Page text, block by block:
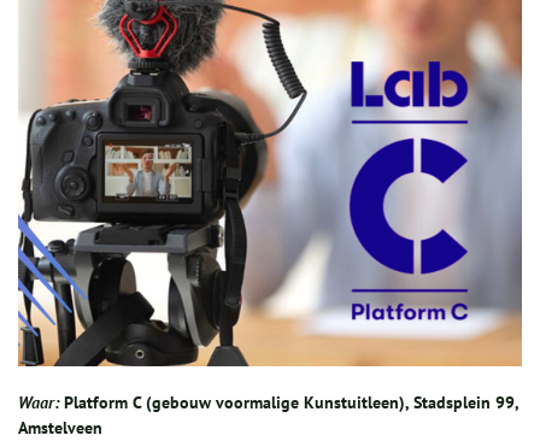
Waar:Platform C (gebouw voormalige Kunstuitleen), Stadsplein 99,
Amstelveen